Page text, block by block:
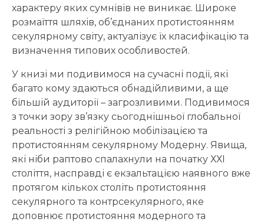
характеру яких сумнівів не виникає. Широке
розмаїття шляхів, об’єднаних протистоянням
секулярному світу, актуалізує їх класифікацію та
визначення типових особливостей.
У книзі ми подивимося на сучасні події, які
багато кому здаються обнадійливими, а ще
більшій аудиторії – загрозливими. Подивимося
з точки зору зв’язку сьогоднішньої глобальної
реальності з релігійною мобілізацією та
протистоянням секулярному Модерну. Явища,
які ніби раптово спалахнули на початку ХХІ
століття, насправді є екзальтацією наявного вже
протягом кількох століть протистояння
секулярного та контрсекулярного, яке
доповнює протистояння модерного та